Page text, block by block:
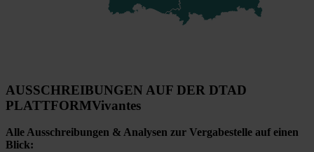
AUSSCHREIBUNGEN AUF DER DTAD
PLATTFORMVivantes
Alle Ausschreibungen & Analysen zur Vergabestelle auf einen
Blick: